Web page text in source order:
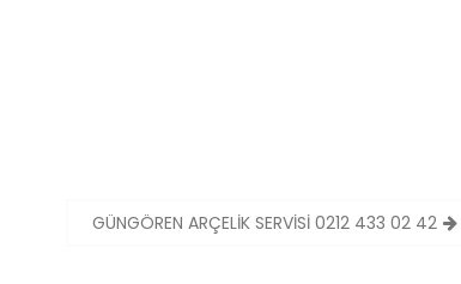
GÜNGÖREN ARÇELİK SERVİSİ 0212 433 02 42